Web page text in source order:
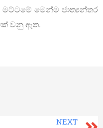
මට්ටමේ මෙන්ම ජාත්‍යන්තර
වනු ඇත.
NEXT